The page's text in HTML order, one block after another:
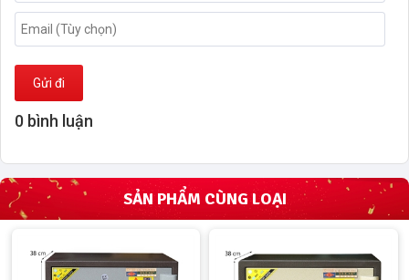
Gửi đi
0 bình luận
SẢN PHẨM CÙNG LOẠI